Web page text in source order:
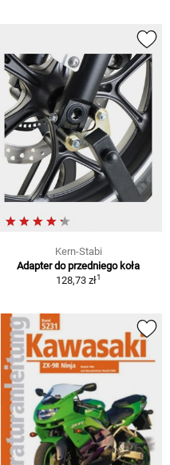
Kern-Stabi
Adapter do przedniego koła
128,73 zł1